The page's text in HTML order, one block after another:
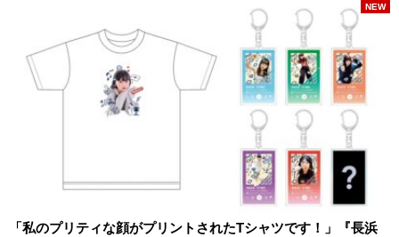
「私のプリティな顔がプリントされたTシャツです！」『長浜
NEW